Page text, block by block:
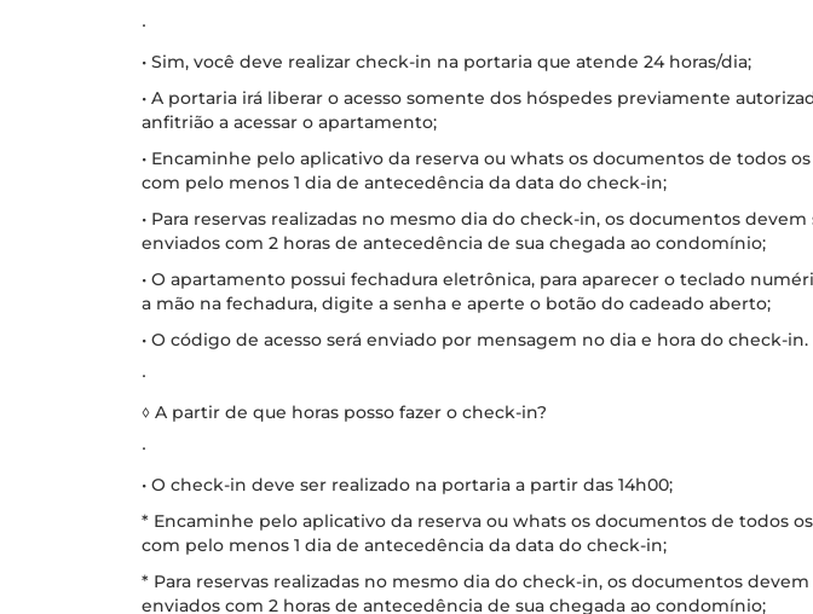
∙
• Sim, você deve realizar check-in na portaria que atende 24 horas/dia;
• A portaria irá liberar o acesso somente dos hóspedes previamente
anfitrião a acessar o apartamento;
• Encaminhe pelo aplicativo da reserva ou whats os documentos de todos
com pelo menos 1 dia de antecedência da data do check-in;
• Para reservas realizadas no mesmo dia do check-in, os documentos devem
enviados com 2 horas de antecedência de sua chegada ao condomínio;
• O apartamento possui fechadura eletrônica, para aparecer o teclado
a mão na fechadura, digite a senha e aperte o botão do cadeado aberto;
• O código de acesso será enviado por mensagem no dia e hora do check-in.
∙
◊ A partir de que horas posso fazer o check-in?
∙
• O check-in deve ser realizado na portaria a partir das 14h00;
* Encaminhe pelo aplicativo da reserva ou whats os documentos de todos
com pelo menos 1 dia de antecedência da data do check-in;
* Para reservas realizadas no mesmo dia do check-in, os documentos devem
enviados com 2 horas de antecedência de sua chegada ao condomínio;